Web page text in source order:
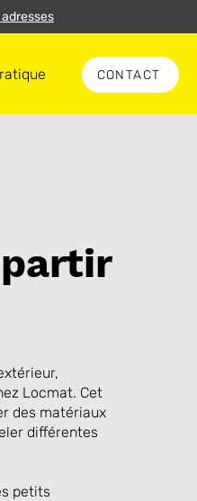
CONTACT
adresses
Locmat. Cet
des matériaux
différentes
petits